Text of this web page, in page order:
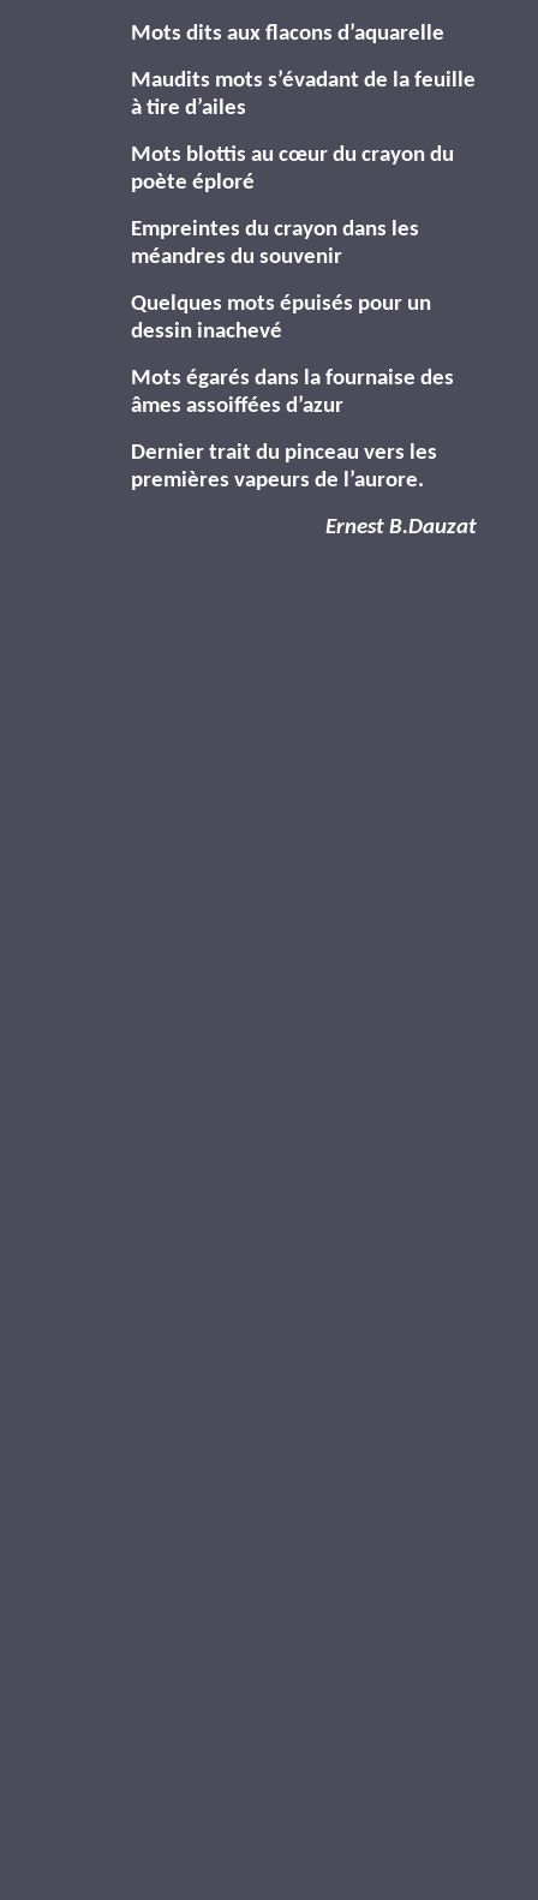
Mots dits aux flacons d’aquarelle
Maudits mots s’évadant de la feuille
à tire d’ailes
Mots blottis au cœur du crayon du
poète éploré
Empreintes du crayon dans les
méandres du souvenir
Quelques mots épuisés pour un
dessin inachevé
Mots égarés dans la fournaise des
âmes assoiffées d’azur
Dernier trait du pinceau vers les
premières vapeurs de l’aurore.
Ernest B.Dauzat